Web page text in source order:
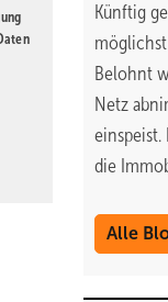
auf
Künftig
Belohnt
Netz
einspeist.
die
Alle